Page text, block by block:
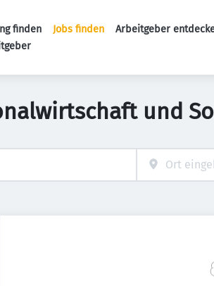
finden Jobs finden Arbeitgeber
und